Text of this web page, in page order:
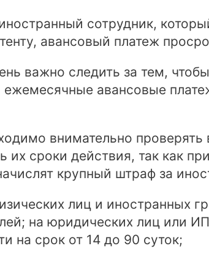
сотрудник,
авансовый платеж
важно следить за тем,
ежемесячные авансовые
внимательно
их сроки действия, так как
крупный штраф за
лиц и иностранных
на юридических лиц или
на срок от 14 до 90 суток;